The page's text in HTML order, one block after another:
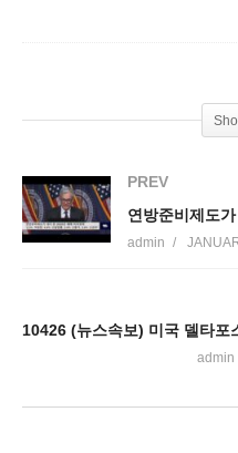
PREV
연방준비제도
admin
admin